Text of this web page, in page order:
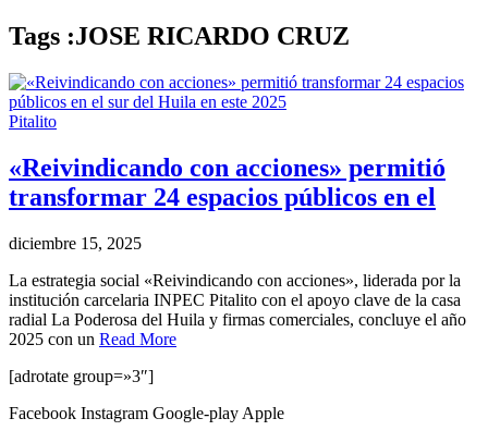
Tags :JOSE RICARDO CRUZ
Pitalito
«Reivindicando con acciones» permitió
transformar 24 espacios públicos en el
diciembre 15, 2025
La estrategia social «Reivindicando con acciones», liderada por la
institución carcelaria INPEC Pitalito con el apoyo clave de la casa
radial La Poderosa del Huila y firmas comerciales, concluye el año
2025 con un Read More
[adrotate group=»3″]
Facebook Instagram Google-play Apple